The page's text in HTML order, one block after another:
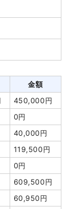
金額
450,000円
0円
40,000円
119,500円
0円
609,500円
60,950円